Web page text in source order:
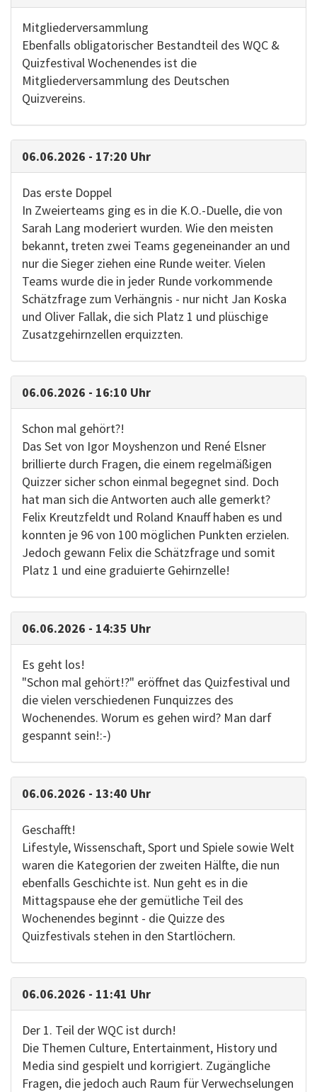
Mitgliederversammlung
Ebenfalls obligatorischer Bestandteil des WQC &
Quizfestival Wochenendes ist die
Mitgliederversammlung des Deutschen
Quizvereins.
06.06.2026 - 17:20 Uhr
Das erste Doppel
In Zweierteams ging es in die K.O.-Duelle, die von
Sarah Lang moderiert wurden. Wie den meisten
bekannt, treten zwei Teams gegeneinander an und
nur die Sieger ziehen eine Runde weiter. Vielen
Teams wurde die in jeder Runde vorkommende
Schätzfrage zum Verhängnis - nur nicht Jan Koska
und Oliver Fallak, die sich Platz 1 und plüschige
Zusatzgehirnzellen erquizzten.
06.06.2026 - 16:10 Uhr
Schon mal gehört?!
Das Set von Igor Moyshenzon und René Elsner
brillierte durch Fragen, die einem regelmäßigen
Quizzer sicher schon einmal begegnet sind. Doch
hat man sich die Antworten auch alle gemerkt?
Felix Kreutzfeldt und Roland Knauff haben es und
konnten je 96 von 100 möglichen Punkten erzielen.
Jedoch gewann Felix die Schätzfrage und somit
Platz 1 und eine graduierte Gehirnzelle!
06.06.2026 - 14:35 Uhr
Es geht los!
"Schon mal gehört!?" eröffnet das Quizfestival und
die vielen verschiedenen Funquizzes des
Wochenendes. Worum es gehen wird? Man darf
gespannt sein!:-)
06.06.2026 - 13:40 Uhr
Geschafft!
Lifestyle, Wissenschaft, Sport und Spiele sowie Welt
waren die Kategorien der zweiten Hälfte, die nun
ebenfalls Geschichte ist. Nun geht es in die
Mittagspause ehe der gemütliche Teil des
Wochenendes beginnt - die Quizze des
Quizfestivals stehen in den Startlöchern.
06.06.2026 - 11:41 Uhr
Der 1. Teil der WQC ist durch!
Die Themen Culture, Entertainment, History und
Media sind gespielt und korrigiert. Zugängliche
Fragen, die jedoch auch Raum für Verwechselungen